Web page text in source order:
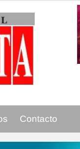
Contacto